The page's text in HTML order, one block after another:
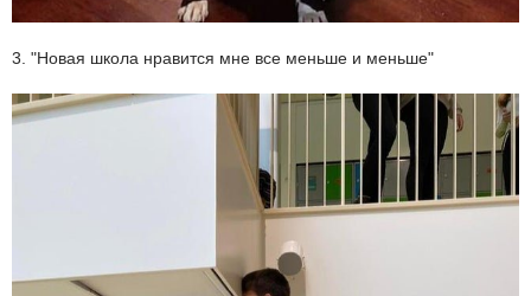
3. "Новая школа нравится мне все меньше и меньше"